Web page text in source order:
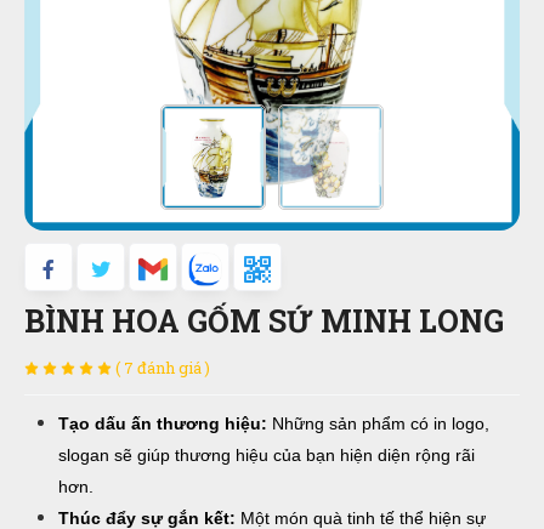
BÌNH HOA GỐM SỨ MINH LONG
( 7 đánh giá )
Tạo dấu ấn thương hiệu: Những sản phẩm có in logo,
slogan sẽ giúp thương hiệu của bạn hiện diện rộng rãi
hơn.
Thúc đẩy sự gắn kết: Một món quà tinh tế thể hiện sự